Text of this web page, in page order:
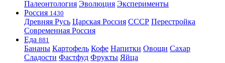
Палеонтология Эволюция Эксперименты
Россия 1430
Древняя Русь Царская Россия СССР Перестройка
Современная Россия
Еда 881
Бананы Картофель Кофе Напитки Овощи Сахар
Сладости Фастфуд Фрукты Яйца